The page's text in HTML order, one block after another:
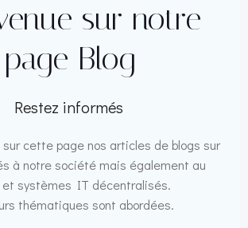
sur notre
page Blog
Restez informés
sur cette page nos articles de blogs sur
à notre société mais également au
et systèmes IT décentralisés.
thématiques sont abordées.